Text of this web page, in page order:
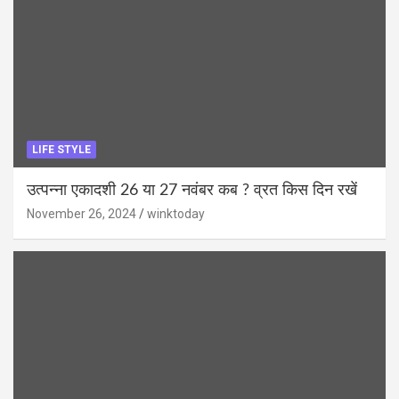
LIFE STYLE
उत्पन्ना एकादशी 26 या 27 नवंबर कब ? व्रत किस दिन रखें
November 26, 2024 winktoday